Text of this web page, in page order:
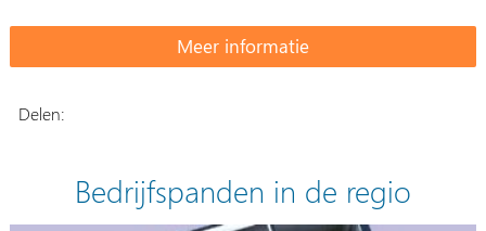
Delen:
Bedrijfspanden in de regio